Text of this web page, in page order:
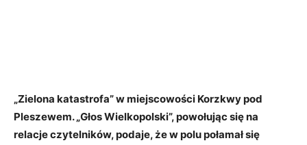
„Zielona katastrofa” w miejscowości Korzkwy pod
Pleszewem. „Głos Wielkopolski”, powołując się na
relacje czytelników, podaje, że w polu połamał się